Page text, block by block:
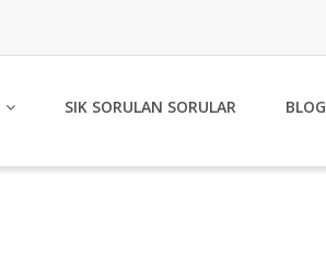
SIK SORULAN SORULAR BLOG